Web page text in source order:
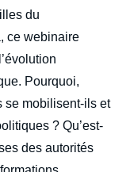
du
ce webinaire
Pourquoi,
se mobilisent-ils et
? Qu’est-
des autorités